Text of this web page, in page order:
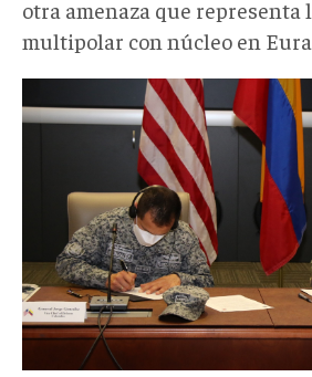
otra amenaza que
multipolar con núcleo en
richardson
y
gonzález.jpg